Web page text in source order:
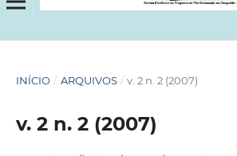
INÍCIO / ARQUIVOS / v. 2 n. 2 (2007)
v. 2 n. 2 (2007)